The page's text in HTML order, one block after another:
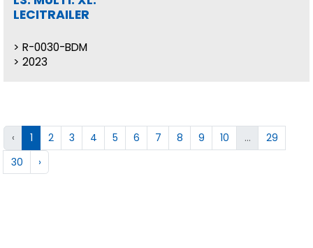
LECITRAILER
R-0030-BDM
2023
‹ 1 2 3 4 5 6 7 8 9 10 ...
29
30
›